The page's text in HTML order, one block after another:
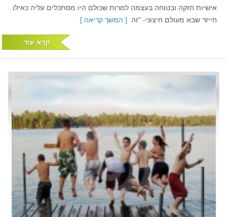
אישיות חזקה ובטוחה בעצמה למרות שכולם היו מסתכלים עליה כאילו
חייזר שבא מעולם חיצוני- "זה [ המשך קריאה ]
קרא עוד